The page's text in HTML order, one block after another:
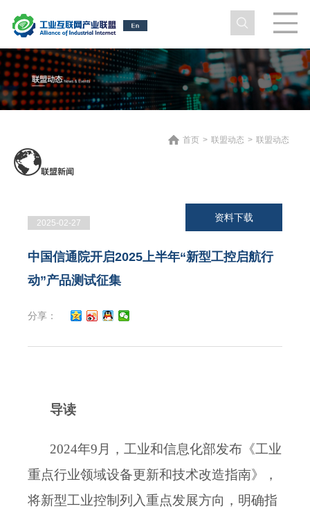
首页 > 联盟动态 > 联盟动态
2025-02-27
资料下载
中国信通院开启2025上半年“新型工控启航行
动”产品测试征集
分享：
导读
2024年9月，工业和信息化部发布《工业
重点行业领域设备更新和技术改造指南》，
将新型工业控制列入重点发展方向，明确指